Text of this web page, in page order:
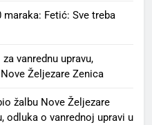
maraka: Fetić: Sve treba
vanrednu upravu,
Željezare Zenica
žalbu Nove Željezare
odluka o vanrednoj upravi u